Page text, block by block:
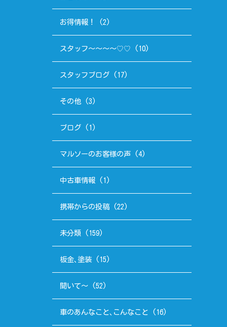
お得情報！ (2)
スタッフ～～～～♡♡ (10)
スタッフブログ(17)
その他(3)
ブログ(1)
マルソーのお客様の声(4)
中古車情報(1)
携帯からの投稿(22)
未分類 (159)
板金､塗装(15)
聞いて～(52)
車のあんなこと､こんなこと (16)